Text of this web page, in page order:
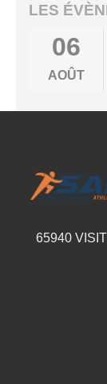
LES
06
AOÛT
65940